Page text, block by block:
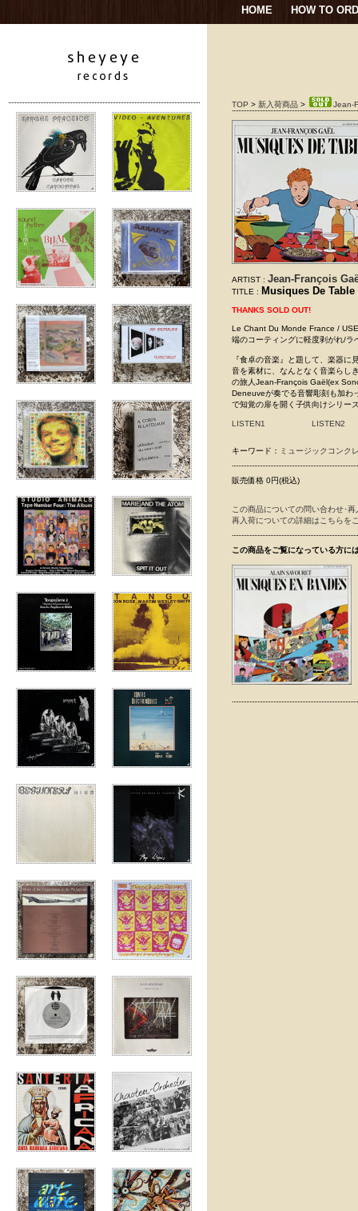
HOME HOW TO
TOP > 新入荷商品 > Jean-
ARTIST : Jean-François
TITLE : Musiques De Table
THANKS SOLD OUT!
Le Chant Du Monde France /
端のコーティングに軽度剥がれ/ラ
『食卓の音楽』と題して、楽器
音を素材に、なんとなく音楽らし
の旅人Jean-François Gaël(ex
Deneuveが奏でる音響彫刻も加わ
で知覚の扉を開く子供向けシリー
LISTEN1 LISTEN2
キーワード： ミュージックコンク
販売価格 0円(税込)
この商品についての問い合わせ･
再入荷についての詳細はこちらを
この商品をご覧になっている方に